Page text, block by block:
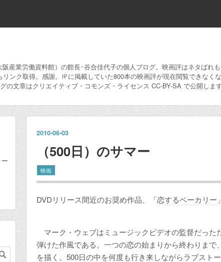
産業労働資料館）の館長･谷合佳代子の個人ブログ。映画評はネタばれ
ンク取得。感謝。㏋に掲載していた800本の映画評が現在閲覧できなく
文章はクリエイティブ・コモンズ・ライセンス CC-BY-SA で公開します
2010-06-03
（500日）のサマー
映画
DVDリリース間近のお奨め作品、「恋するベーカリー
マーク・ウェブはミュージックビデオの監督だった
弾けた作風である。一つの恋の始まりから終わりまで
を描く。500日の中を何度も行き来しながらラブスト